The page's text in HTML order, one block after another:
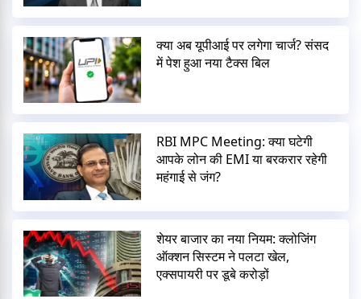
क्या अब यूपीआई पर लगेगा चार्ज? संसद
में पेश हुआ नया टैक्स बिल
RBI MPC Meeting: क्या घटेगी
आपके लोन की EMI या बरकरार रहेगी
महंगाई से जंग?
शेयर बाजार का नया नियम: क्लोजिंग
ऑक्शन सिस्टम ने पलटा खेल,
एक्सपायरी पर डूबे करोड़ों